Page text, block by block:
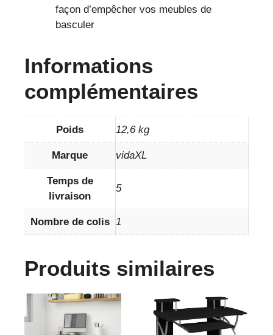
façon d’empêcher vos meubles de
basculer
Informations
complémentaires
Poids 12,6 kg
Marque vidaXL
Temps de
livraison
5
Nombre de colis 1
Produits similaires